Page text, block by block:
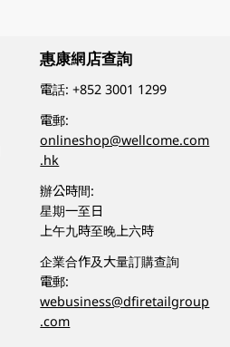
惠康網店查詢
電話:+852 3001 1299
電郵:
onlineshop@wellcome.com
.hk
辦公時間:
星期一至日
上午九時至晚上六時
企業合作及大量訂購查詢
電郵:
webusiness@dfiretailgroup
.com